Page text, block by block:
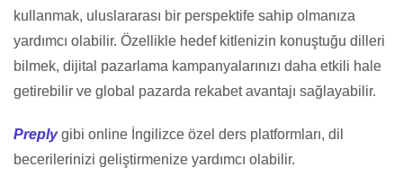
kullanmak, uluslararası bir perspektife sahip olmanıza
yardımcı olabilir. Özellikle hedef kitlenizin konuştuğu dilleri
bilmek, dijital pazarlama kampanyalarınızı daha etkili hale
getirebilir ve global pazarda rekabet avantajı sağlayabilir.
Preplygibi online İngilizce özel ders platformları, dil
becerilerinizi geliştirmenize yardımcı olabilir.